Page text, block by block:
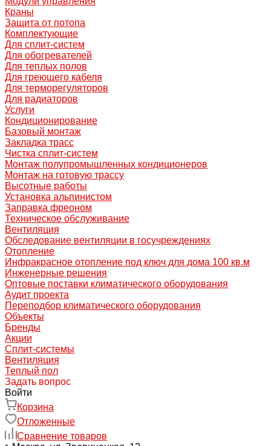
Краны
Защита от потопа
Комплектующие
Для сплит-систем
Для обогревателей
Для теплых полов
Для греющего кабеля
Для терморегуляторов
Для радиаторов
Услуги
Кондиционирование
Базовый монтаж
Закладка трасс
Чистка сплит-систем
Монтаж полупромышленных кондиционеров
Монтаж на готовую трассу
Высотные работы
Установка альпинистом
Заправка фреоном
Техническое обслуживание
Вентиляция
Обследование вентиляции в госучреждениях
Отопление
Инфракрасное отопление под ключ для дома 100 кв.м
Инженерные решения
Оптовые поставки климатического оборудования
Аудит проекта
Переподбор климатического оборудования
Объекты
Бренды
Акции
Сплит-системы
Вентиляция
Теплый пол
Задать вопрос
Войти
Корзина
Отложенные
Сравнение товаров